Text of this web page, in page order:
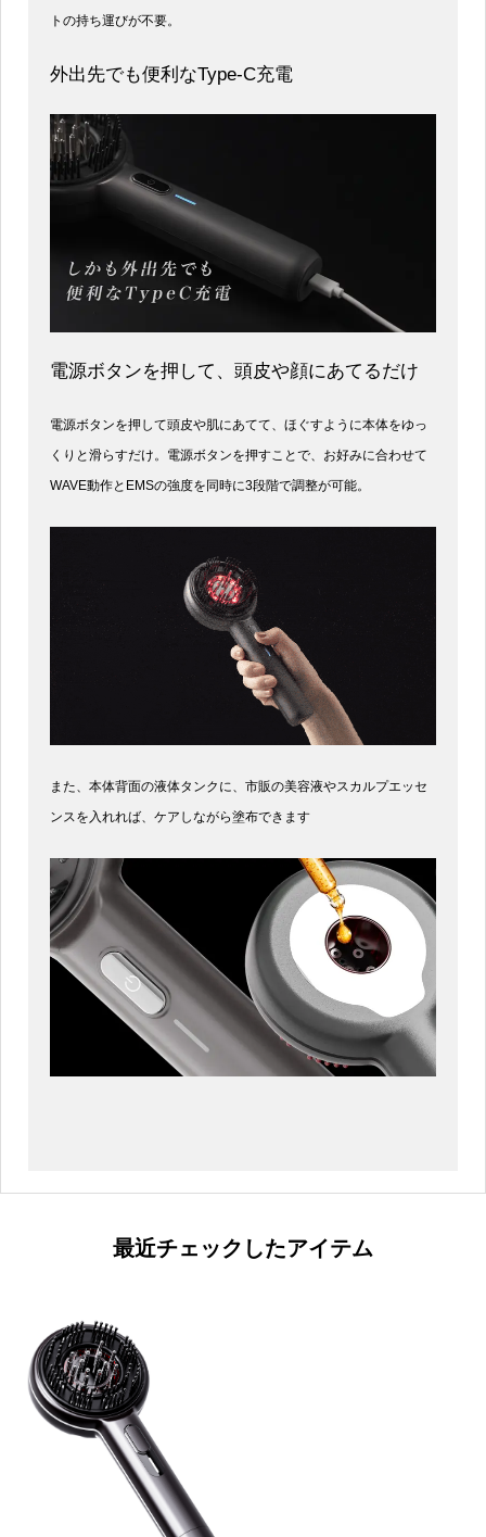
トの持ち運びが不要。
外出先でも便利なType-C充電
電源ボタンを押して、頭皮や顔にあてるだけ
電源ボタンを押して頭皮や肌にあてて、ほぐすように本体をゆっ
くりと滑らすだけ。電源ボタンを押すことで、お好みに合わせて
WAVE動作とEMSの強度を同時に3段階で調整が可能。
また、本体背面の液体タンクに、市販の美容液やスカルプエッセ
ンスを入れれば、ケアしながら塗布できます
最近チェックしたアイテム